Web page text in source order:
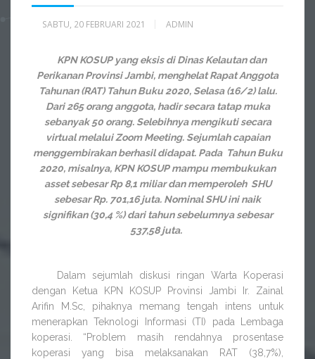
SABTU, 20 FEBRUARI 2021 ADMIN
KPN KOSUP yang eksis di Dinas Kelautan dan
Perikanan Provinsi Jambi, menghelat Rapat Anggota
Tahunan (RAT) Tahun Buku 2020, Selasa (16/2) lalu.
Dari 265 orang anggota, hadir secara tatap muka
sebanyak 50 orang. Selebihnya mengikuti secara
virtual melalui Zoom Meeting. Sejumlah capaian
menggembirakan berhasil didapat. Pada Tahun Buku
2020, misalnya, KPN KOSUP mampu membukukan
asset sebesar Rp 8,1 miliar dan memperoleh SHU
sebesar Rp. 701,16 juta. Nominal SHU ini naik
signifikan (30,4 %) dari tahun sebelumnya sebesar
537,58 juta.
Dalam sejumlah diskusi ringan Warta Koperasi
dengan Ketua KPN KOSUP Provinsi Jambi Ir. Zainal
Arifin M.Sc, pihaknya memang tengah intens untuk
menerapkan Teknologi Informasi (TI) pada Lembaga
koperasi. “Problem masih rendahnya prosentase
koperasi yang bisa melaksanakan RAT (38,7%),